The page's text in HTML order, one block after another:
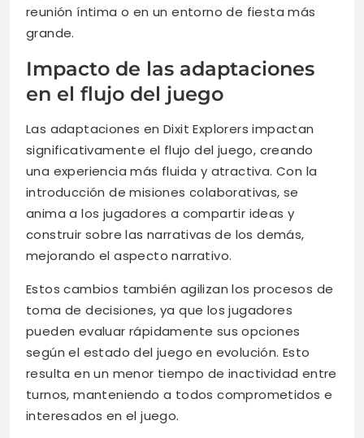
reunión íntima o en un entorno de fiesta más
grande.
Impacto de las adaptaciones
en el flujo del juego
Las adaptaciones en Dixit Explorers impactan
significativamente el flujo del juego, creando
una experiencia más fluida y atractiva. Con la
introducción de misiones colaborativas, se
anima a los jugadores a compartir ideas y
construir sobre las narrativas de los demás,
mejorando el aspecto narrativo.
Estos cambios también agilizan los procesos de
toma de decisiones, ya que los jugadores
pueden evaluar rápidamente sus opciones
según el estado del juego en evolución. Esto
resulta en un menor tiempo de inactividad entre
turnos, manteniendo a todos comprometidos e
interesados en el juego.